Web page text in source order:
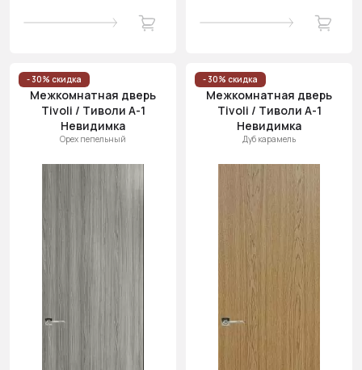
- 30% скидка
Межкомнатная дверь
Tivoli / Тиволи А-1
Невидимка
Орех пепельный
- 30% скидка
Межкомнатная дверь
Tivoli / Тиволи А-1
Невидимка
Дуб карамель